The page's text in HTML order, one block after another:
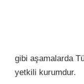
gibi aşamalarda
yetkili kurumdur.